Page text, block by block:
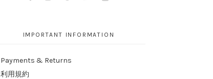
IMPORTANT INFORMATION
Payments & Returns
利用規約